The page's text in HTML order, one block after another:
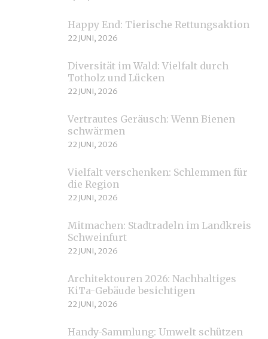
Happy End: Tierische Rettungsaktion
22 JUNI, 2026
Diversität im Wald: Vielfalt durch
Totholz und Lücken
22 JUNI, 2026
Vertrautes Geräusch: Wenn Bienen
schwärmen
22 JUNI, 2026
Vielfalt verschenken: Schlemmen für
die Region
22 JUNI, 2026
Mitmachen: Stadtradeln im Landkreis
Schweinfurt
22 JUNI, 2026
Architektouren 2026: Nachhaltiges
KiTa-Gebäude besichtigen
22 JUNI, 2026
Handy-Sammlung: Umwelt schützen